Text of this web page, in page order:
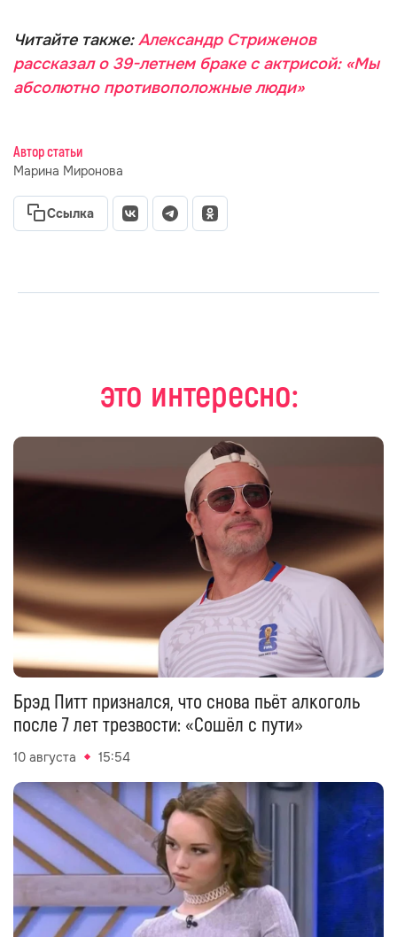
Читайте также:Александр Стриженов
рассказал о 39-летнем браке c актрисой: «Мы
абсолютно противоположные люди»
Автор статьи
Марина Миронова
Ссылка
это интересно:
Брэд Питт признался, что снова пьёт алкоголь
после 7 лет трезвости: «Сошёл с пути»
10 августа 15:54